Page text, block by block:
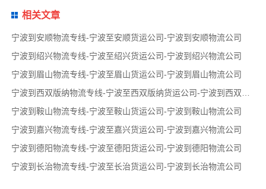
相关文章
宁波到安顺物流专线-宁波至安顺货运公司-宁波到安顺物流公司
宁波到绍兴物流专线-宁波至绍兴货运公司-宁波到绍兴物流公司
宁波到眉山物流专线-宁波至眉山货运公司-宁波到眉山物流公司
宁波到鞍山物流专线-宁波至鞍山货运公司-宁波到鞍山物流公司
宁波到嘉兴物流专线-宁波至嘉兴货运公司-宁波到嘉兴物流公司
宁波到德阳物流专线-宁波至德阳货运公司-宁波到德阳物流公司
宁波到长治物流专线-宁波至长治货运公司-宁波到长治物流公司